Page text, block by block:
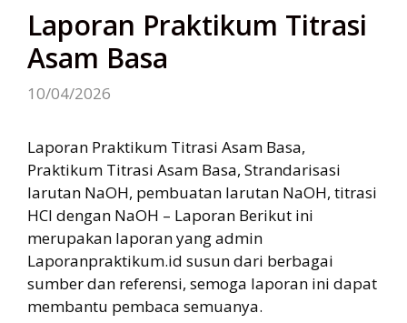
Laporan Praktikum Titrasi
Asam Basa
10/04/2026
Laporan Praktikum Titrasi Asam Basa,
Praktikum Titrasi Asam Basa, Strandarisasi
larutan NaOH, pembuatan larutan NaOH, titrasi
HCl dengan NaOH – Laporan Berikut ini
merupakan laporan yang admin
Laporanpraktikum.id susun dari berbagai
sumber dan referensi, semoga laporan ini dapat
membantu pembaca semuanya.